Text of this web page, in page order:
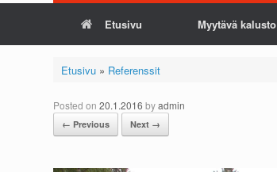
Etusivu Myytävä kalusto
Etusivu» Referenssit
Posted on 20.1.2016 byadmin
← Previous Next →